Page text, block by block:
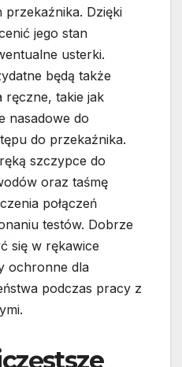
Dzięki
jego stan
usterki.
będą także
ręczne, takie jak
nasadowe do
do przekaźnika.
szczypce do
oraz taśmę
połączeń
testów. Dobrze
się w rękawice
ochronne dla
podczas pracy z